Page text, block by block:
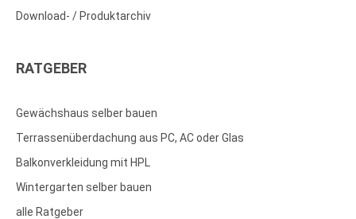
Download- / Produktarchiv
RATGEBER
Gewächshaus selber bauen
Terrassenüberdachung aus PC, AC oder Glas
Balkonverkleidung mit HPL
Wintergarten selber bauen
alle Ratgeber